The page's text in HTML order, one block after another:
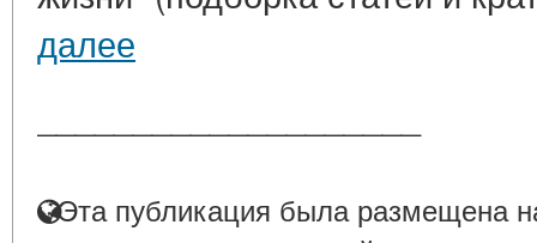
далее
Эта публикация была размещена